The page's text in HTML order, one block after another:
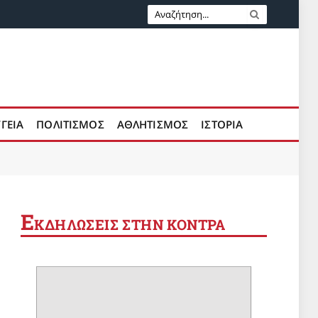
ΠΟΛΙΤΙΣΜΟΣ ΑΘΛΗΤΙΣΜΟΣ ΙΣΤΟΡΙΑ
ΕΚΔΗΛΩΣΕΙΣ ΣΤΗΝ ΚΟΝΤΡΑ